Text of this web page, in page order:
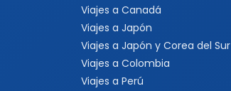
Viajes a Canadá
Viajes a Japón
Viajes a Japón y Corea del Sur
Viajes a Colombia
Viajes a Perú